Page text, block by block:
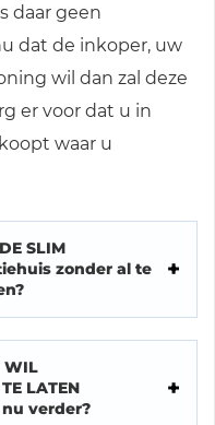
daar geen
dat de inkoper, uw
wil dan zal deze
er voor dat u in
waar u
SLIM
zonder al te
WIL
LATEN
nu verder?